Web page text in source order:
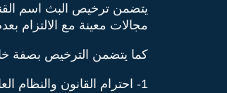
يتضمن ترخيص البث اسم
مجالات معينة مع الالتزام
كما يتضمن الترخيص بصفة
1- احترام القانون والنظام العام والآداب العامة.